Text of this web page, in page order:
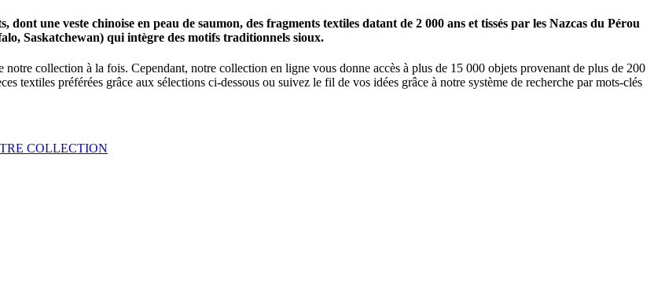
une veste chinoise en peau de saumon, des fragments textiles datant de 2 000 ans et tissés par les Nazcas du Pérou
Saskatchewan) qui intègre des motifs traditionnels sioux.
notre collection à la fois. Cependant, notre collection en ligne vous donne accès à plus de 15 000 objets provenant de plus de 200
textiles préférées grâce aux sélections ci-dessous ou suivez le fil de vos idées grâce à notre système de recherche par mots-clés
COLLECTION